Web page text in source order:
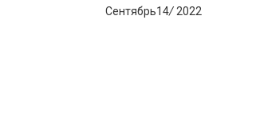
Сентябрь14/ 2022